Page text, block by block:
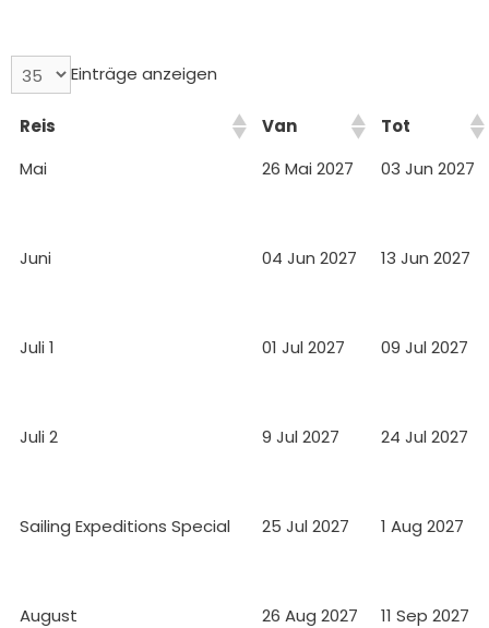
Einträge anzeigen
Reis Van
Tot
Mai
26 Mai 2027 03 Jun 2027
Juni 04 Jun 2027 13 Jun 2027
Juli 1 01 Jul 2027 09 Jul 2027
Juli 2 9 Jul 2027 24 Jul 2027
Sailing Expeditions Special 25 Jul 2027 1 Aug 2027
August 26 Aug 2027 11 Sep 2027